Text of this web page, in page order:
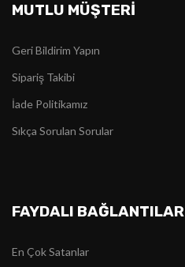
MUTLU MÜŞTERİ
Geri Bildirim Yapın
Sipariş Takibi
İade Politikamız
Sıkça Sorulan Sorular
FAYDALI BAĞLANTILAR
En Çok Satanlar